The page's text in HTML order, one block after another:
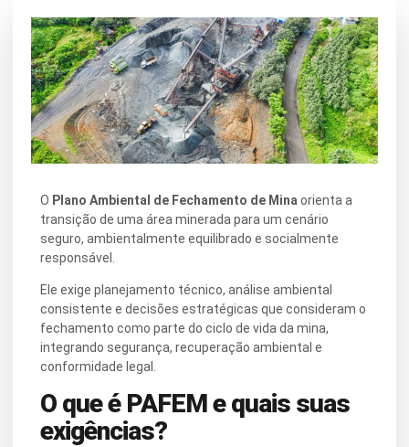
O Plano Ambiental de Fechamento de Mina orienta a
transição de uma área minerada para um cenário
seguro, ambientalmente equilibrado e socialmente
responsável.
Ele exige planejamento técnico, análise ambiental
consistente e decisões estratégicas que consideram o
fechamento como parte do ciclo de vida da mina,
integrando segurança, recuperação ambiental e
conformidade legal.
O que é PAFEM e quais suas
exigências?